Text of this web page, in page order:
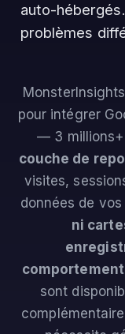
auto-
problèmes
pour intégrer
— 3 millions+
couche de
visites,
données de
ni
sont